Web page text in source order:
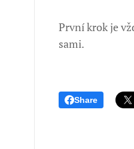
První krok je
sami.
Share